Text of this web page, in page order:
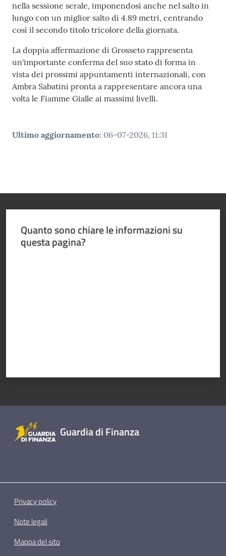
Chi siamo
Cosa facciamo
Comunicazione
Concorsi
nella sessione serale, imponendosi anche nel salto in
lungo con un miglior salto di 4.89 metri, centrando
così il secondo titolo tricolore della giornata.
La doppia affermazione di Grosseto rappresenta
un'importante conferma del suo stato di forma in
vista dei prossimi appuntamenti internazionali, con
Ambra Sabatini pronta a rappresentare ancora una
volta le Fiamme Gialle ai massimi livelli.
Ultimo aggiornamento: 06-07-2026, 11:31
Quanto sono chiare le informazioni su
questa pagina?
Guardia di Finanza
Privacy policy
Note legali
Mappa del sito